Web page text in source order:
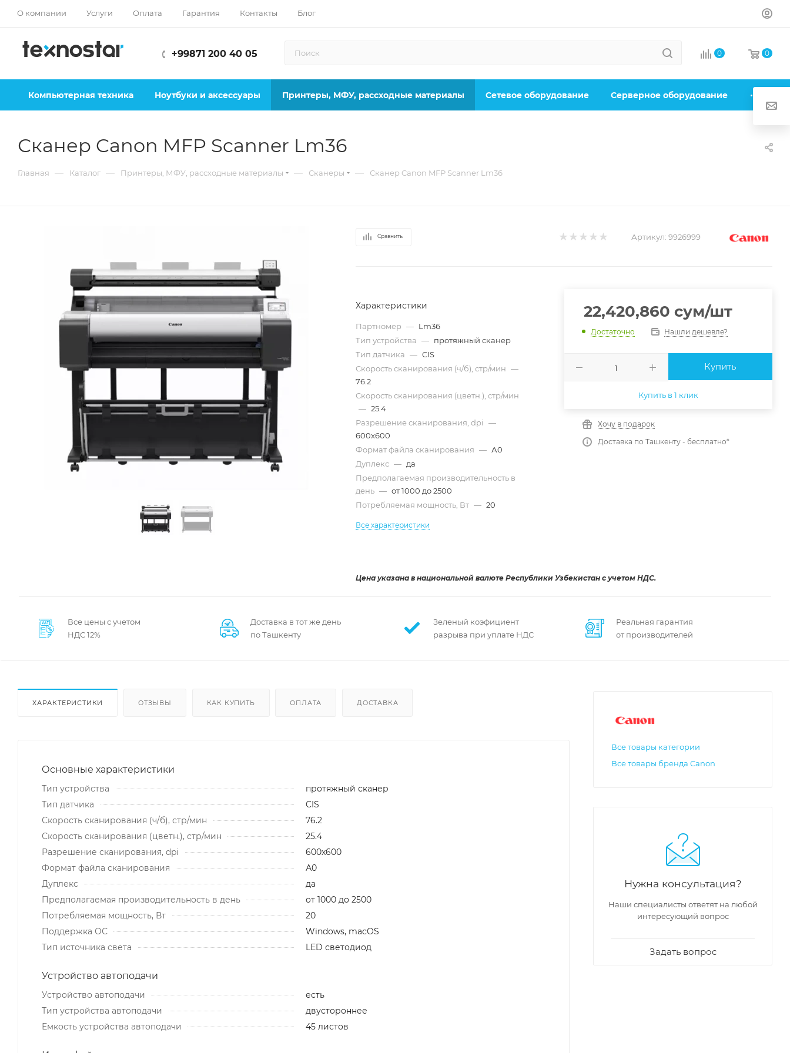
О компании Услуги Оплата Гарантия Контакты Блог
+99871 200 40 05 0 0
Компьютерная техника Ноутбуки и аксессуары Принтеры, МФУ, рассходные материалы Сетевое оборудование Серверное оборудование
Сканер Canon MFP Scanner Lm36
Главная — Каталог — Принтеры, МФУ, рассходные материалы — Сканеры — Сканер Canon MFP Scanner Lm36
Сравнить Артикул: 9926999
Характеристики
Партномер — Lm36
Тип устройства — протяжный сканер
Тип датчика — CIS
Скорость сканирования (ч/б), стр/мин —
76.2
Скорость сканирования (цветн.), стр/мин
— 25.4
Разрешение сканирования, dpi
—
600x600
Формат файла сканирования — А0
Дуплекс — да
Предполагаемая производительность в
день — от 1000 до 2500
Потребляемая мощность, Вт — 20
Все характеристики
22,420,860 сум/шт
Достаточно Нашли дешевле?
Купить
Купить в 1 клик
Хочу в подарок
Доставка по Ташкенту - бесплатно*
Цена указана в национальной валюте Республики Узбекистан с учетом НДС.
Все цены с учетом
НДС 12%
Доставка в тот же день
по Ташкенту
Зеленый коэфициент
разрыва при уплате НДС
Реальная гарантия
от производителей
ХАРАКТЕРИСТИКИ ОТЗЫВЫ КАК КУПИТЬ ОПЛАТА ДОСТАВКА
Основные характеристики
Тип устройства
протяжный сканер
Тип датчика
CIS
Скорость сканирования (ч/б), стр/мин
76.2
Скорость сканирования (цветн.), стр/мин
25.4
Разрешение сканирования, dpi
600x600
Формат файла сканирования
А0
Дуплекс
да
Предполагаемая производительность в день
от 1000 до 2500
Потребляемая мощность, Вт
20
Поддержка ОС
Windows, macOS
Тип источника света
LED светодиод
Устройство автоподачи
Устройство автоподачи
есть
Тип устройства автоподачи
двустороннее
Емкость устройства автоподачи
45 листов
Все товары категории
Все товары бренда Canon
Нужна консультация?
Наши специалисты ответят на любой
интересующий вопрос
Задать вопрос